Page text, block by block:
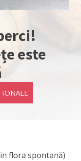
este
flora spontană)